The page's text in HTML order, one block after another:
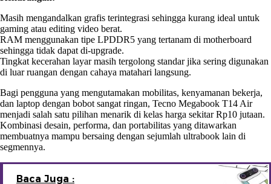
Masih mengandalkan grafis terintegrasi sehingga kurang ideal untuk
gaming atau editing video berat.
RAM menggunakan tipe LPDDR5 yang tertanam di motherboard
sehingga tidak dapat di-upgrade.
Tingkat kecerahan layar masih tergolong standar jika sering digunakan
di luar ruangan dengan cahaya matahari langsung.
Bagi pengguna yang mengutamakan mobilitas, kenyamanan bekerja,
dan laptop dengan bobot sangat ringan, Tecno Megabook T14 Air
menjadi salah satu pilihan menarik di kelas harga sekitar Rp10 jutaan.
Kombinasi desain, performa, dan portabilitas yang ditawarkan
membuatnya mampu bersaing dengan sejumlah ultrabook lain di
segmennya.
Baca Juga :